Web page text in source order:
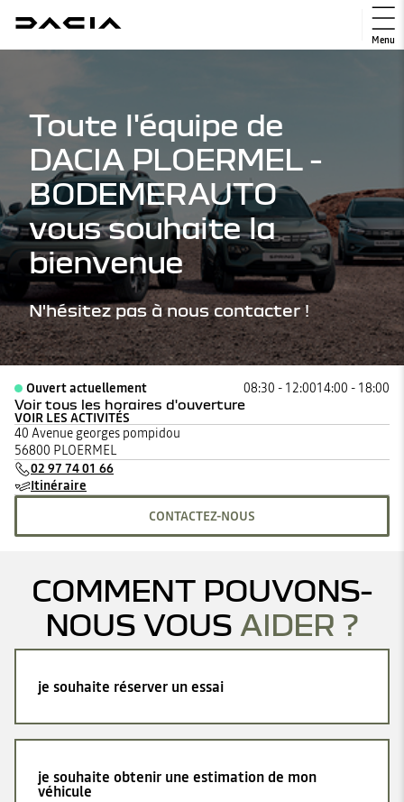
Menu
Toute l'équipe de
DACIA PLOERMEL -
BODEMERAUTO
vous souhaite la
bienvenue
N'hésitez pas à nous contacter !
Ouvert actuellement 08:30 - 12:0014:00 - 18:00
Voir tous les horaires d'ouverture
lundi 08:30 - 12:0014:00 - 19:00
mardi
mercredi
jeudi
vendredi
08:30 - 12:00
VOIR LES ACTIVITÉS
40 Avenue georges pompidou
56800 PLOERMEL
02 97 74 01 66
Itinéraire
CONTACTEZ-NOUS
COMMENT POUVONS-
NOUS VOUS AIDER ?
je souhaite réserver un essai
je souhaite obtenir une estimation de mon
véhicule